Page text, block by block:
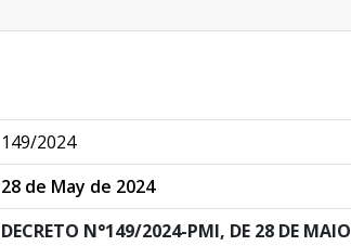
149/2024
28 de May de 2024
DECRETO N°149/2024-PMI, DE 28 DE